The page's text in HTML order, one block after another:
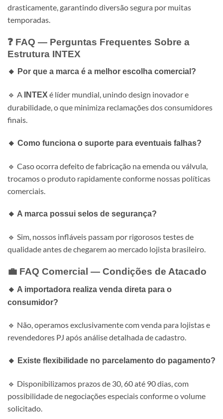
drasticamente, garantindo diversão segura por muitas
temporadas.
❓ FAQ — Perguntas Frequentes Sobre a
Estrutura INTEX
🔸 Por que a marca é a melhor escolha comercial?
🔹 A INTEX é líder mundial, unindo design inovador e
durabilidade, o que minimiza reclamações dos consumidores
finais.
🔸 Como funciona o suporte para eventuais falhas?
🔹 Caso ocorra defeito de fabricação na emenda ou válvula,
trocamos o produto rapidamente conforme nossas políticas
comerciais.
🔸 A marca possui selos de segurança?
🔹 Sim, nossos infláveis passam por rigorosos testes de
qualidade antes de chegarem ao mercado lojista brasileiro.
💼 FAQ Comercial — Condições de Atacado
🔸 A importadora realiza venda direta para o
consumidor?
🔹 Não, operamos exclusivamente com venda para lojistas e
revendedores PJ após análise detalhada de cadastro.
🔸 Existe flexibilidade no parcelamento do pagamento?
🔹 Disponibilizamos prazos de 30, 60 até 90 dias, com
possibilidade de negociações especiais conforme o volume
solicitado.